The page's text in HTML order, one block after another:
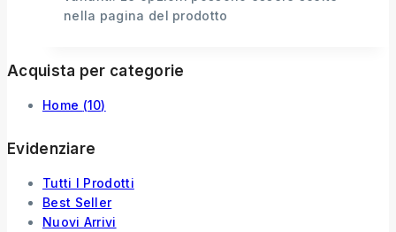
nella pagina del prodotto
Acquista per categorie
Home (10)
Evidenziare
Tutti I Prodotti
Best Seller
Nuovi Arrivi